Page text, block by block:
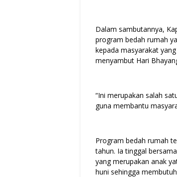
Dalam sambutannya,
program bedah rumah
kepada masyarakat
menyambut Hari
“Ini merupakan salah
guna membantu
Program bedah rumah
tahun. Ia tinggal
yang merupakan anak
huni sehingga